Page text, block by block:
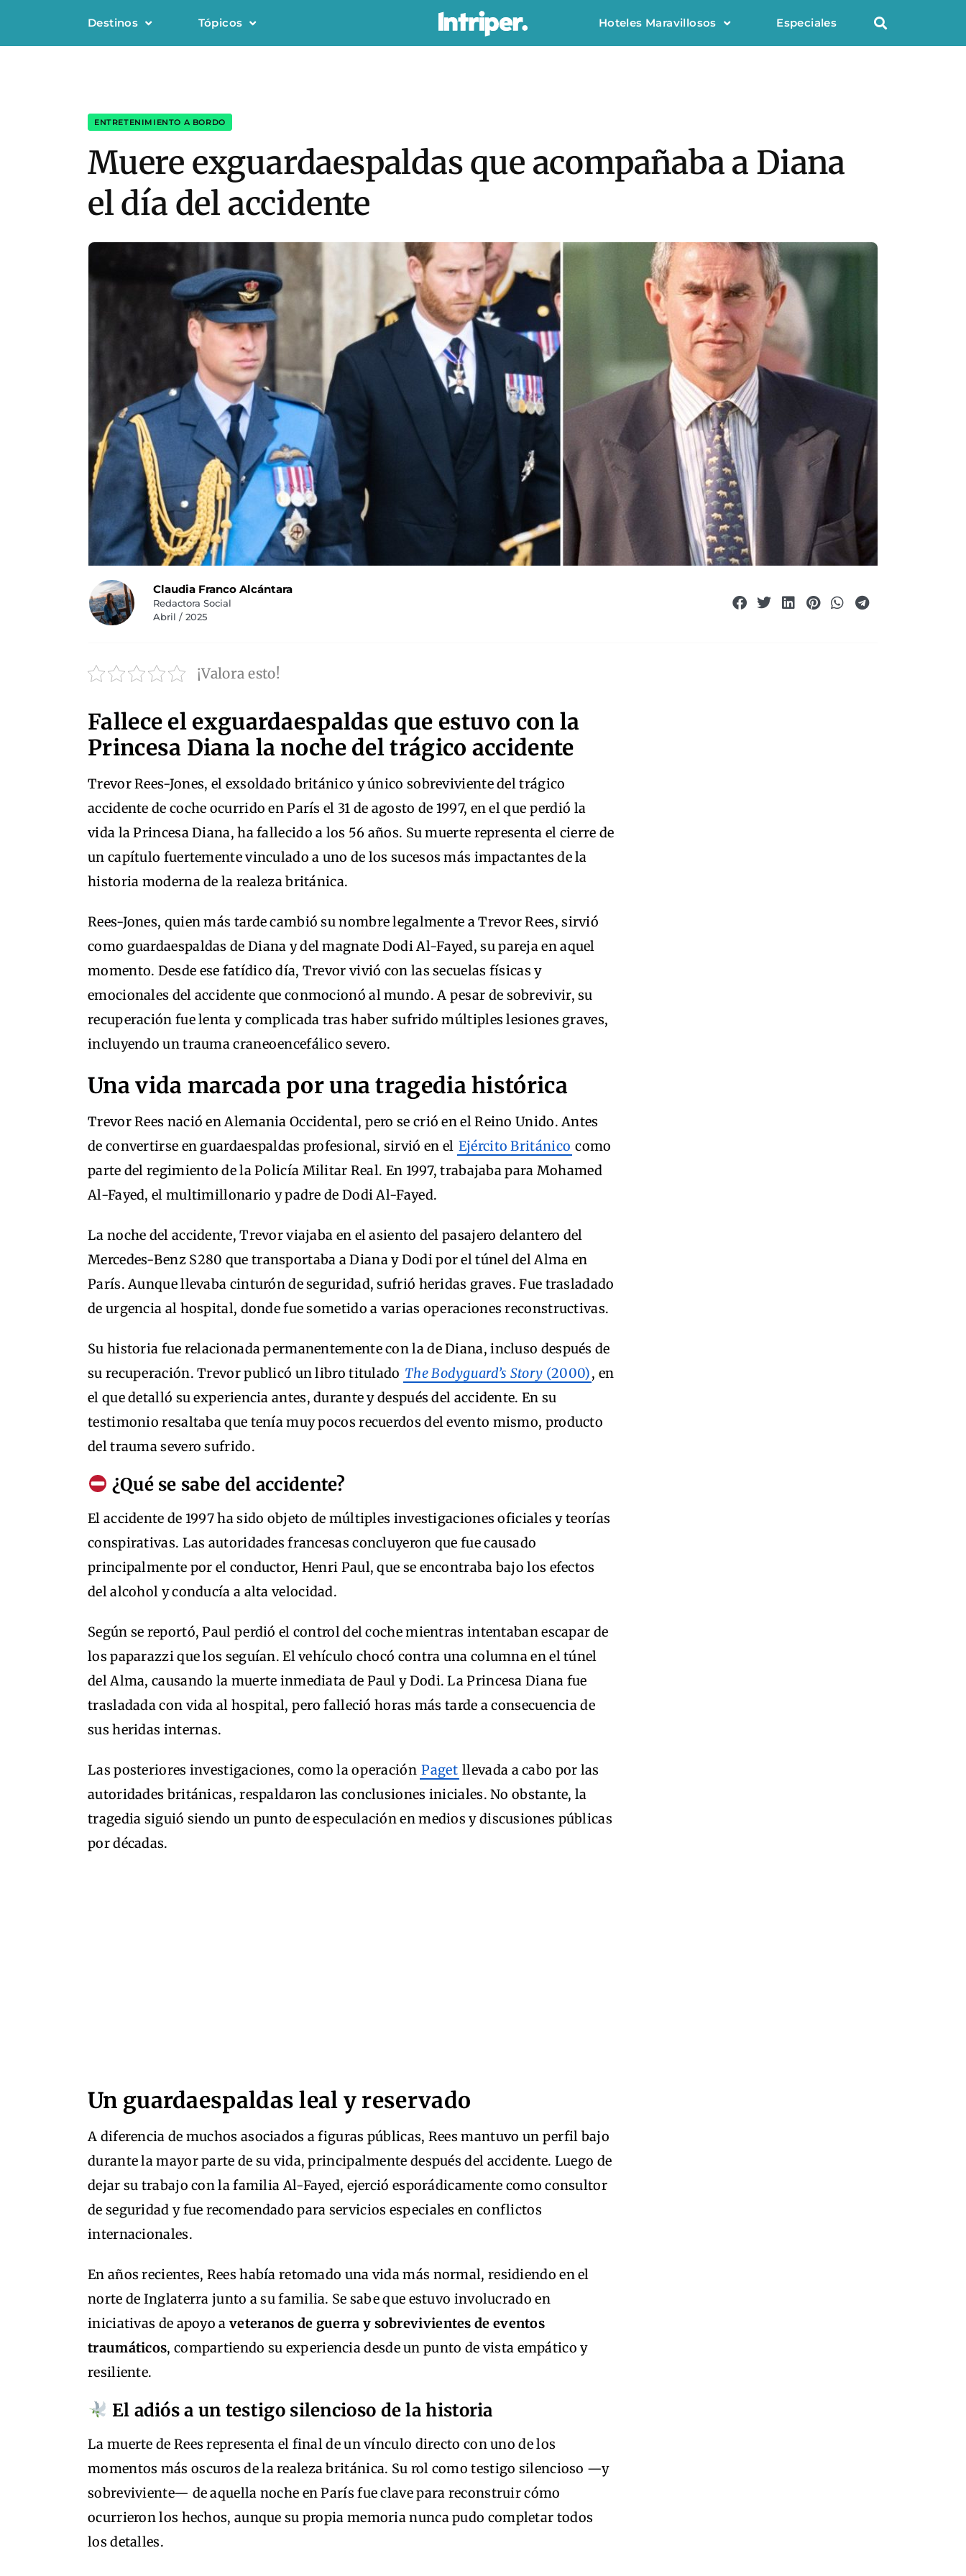
Destinos Tópicos Hoteles Maravillosos Especiales
ENTRETENIMIENTO A BORDO
Muere exguardaespaldas que acompañaba a Diana
el día del accidente
Claudia Franco Alcántara
Redactora Social
Abril / 2025
¡Valora esto!
Fallece el exguardaespaldas que estuvo con la
Princesa Diana la noche del trágico accidente
Trevor Rees-Jones, el exsoldado británico y único sobreviviente del trágico
accidente de coche ocurrido en París el 31 de agosto de 1997, en el que perdió la
vida la Princesa Diana, ha fallecido a los 56 años. Su muerte representa el cierre de
un capítulo fuertemente vinculado a uno de los sucesos más impactantes de la
historia moderna de la realeza británica.
Rees-Jones, quien más tarde cambió su nombre legalmente a Trevor Rees, sirvió
como guardaespaldas de Diana y del magnate Dodi Al-Fayed, su pareja en aquel
momento. Desde ese fatídico día, Trevor vivió con las secuelas físicas y
emocionales del accidente que conmocionó al mundo. A pesar de sobrevivir, su
recuperación fue lenta y complicada tras haber sufrido múltiples lesiones graves,
incluyendo un trauma craneoencefálico severo.
Una vida marcada por una tragedia histórica
Trevor Rees nació en Alemania Occidental, pero se crió en el Reino Unido. Antes
de convertirse en guardaespaldas profesional, sirvió en el Ejército Británico como
parte del regimiento de la Policía Militar Real. En 1997, trabajaba para Mohamed
Al-Fayed, el multimillonario y padre de Dodi Al-Fayed.
La noche del accidente, Trevor viajaba en el asiento del pasajero delantero del
Mercedes-Benz S280 que transportaba a Diana y Dodi por el túnel del Alma en
París. Aunque llevaba cinturón de seguridad, sufrió heridas graves. Fue trasladado
de urgencia al hospital, donde fue sometido a varias operaciones reconstructivas.
Su historia fue relacionada permanentemente con la de Diana, incluso después de
su recuperación. Trevor publicó un libro titulado The Bodyguard’s Story (2000), en
el que detalló su experiencia antes, durante y después del accidente. En su
testimonio resaltaba que tenía muy pocos recuerdos del evento mismo, producto
del trauma severo sufrido.
¿Qué se sabe del accidente?
El accidente de 1997 ha sido objeto de múltiples investigaciones oficiales y teorías
conspirativas. Las autoridades francesas concluyeron que fue causado
principalmente por el conductor, Henri Paul, que se encontraba bajo los efectos
del alcohol y conducía a alta velocidad.
Según se reportó, Paul perdió el control del coche mientras intentaban escapar de
los paparazzi que los seguían. El vehículo chocó contra una columna en el túnel
del Alma, causando la muerte inmediata de Paul y Dodi. La Princesa Diana fue
trasladada con vida al hospital, pero falleció horas más tarde a consecuencia de
sus heridas internas.
Las posteriores investigaciones, como la operación Paget llevada a cabo por las
autoridades británicas, respaldaron las conclusiones iniciales. No obstante, la
tragedia siguió siendo un punto de especulación en medios y discusiones públicas
por décadas.
Un guardaespaldas leal y reservado
A diferencia de muchos asociados a figuras públicas, Rees mantuvo un perfil bajo
durante la mayor parte de su vida, principalmente después del accidente. Luego de
dejar su trabajo con la familia Al-Fayed, ejerció esporádicamente como consultor
de seguridad y fue recomendado para servicios especiales en conflictos
internacionales.
En años recientes, Rees había retomado una vida más normal, residiendo en el
norte de Inglaterra junto a su familia. Se sabe que estuvo involucrado en
iniciativas de apoyo a veteranos de guerra y sobrevivientes de eventos
traumáticos, compartiendo su experiencia desde un punto de vista empático y
resiliente.
El adiós a un testigo silencioso de la historia
La muerte de Rees representa el final de un vínculo directo con uno de los
momentos más oscuros de la realeza británica. Su rol como testigo silencioso —y
sobreviviente— de aquella noche en París fue clave para reconstruir cómo
ocurrieron los hechos, aunque su propia memoria nunca pudo completar todos
los detalles.